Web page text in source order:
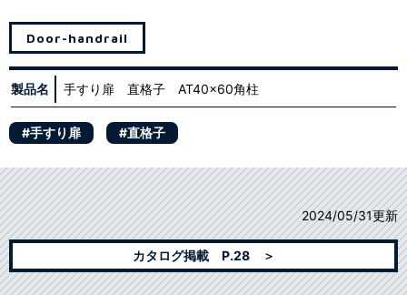
Door-handrail
製品名 手すり扉 直格子 AT40x60角柱
#手すり扉 #直格子
2024/05/31更新
カタログ掲載 P.28 ＞